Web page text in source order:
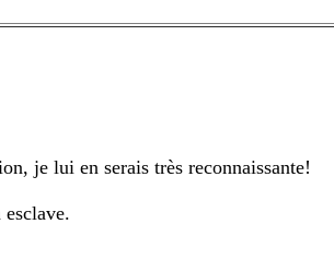
je lui en serais très reconnaissante!